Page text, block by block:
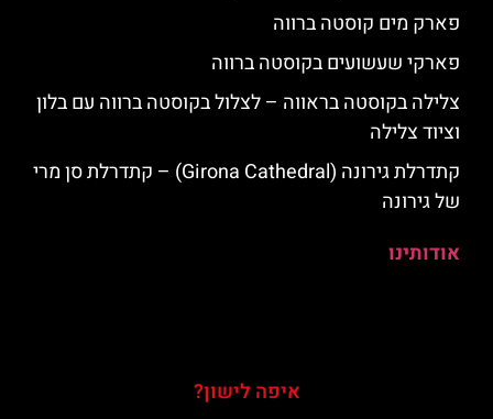
פארק מים קוסטה ברווה
פארקי שעשועים בקוסטה ברווה
צלילה בקוסטה בראווה – לצלול בקוסטה ברווה עם בלון
וציוד צלילה
קתדרלת גירונה (Girona Cathedral) – קתדרלת סן מרי
של גירונה
אודותינו
איפה לישון?